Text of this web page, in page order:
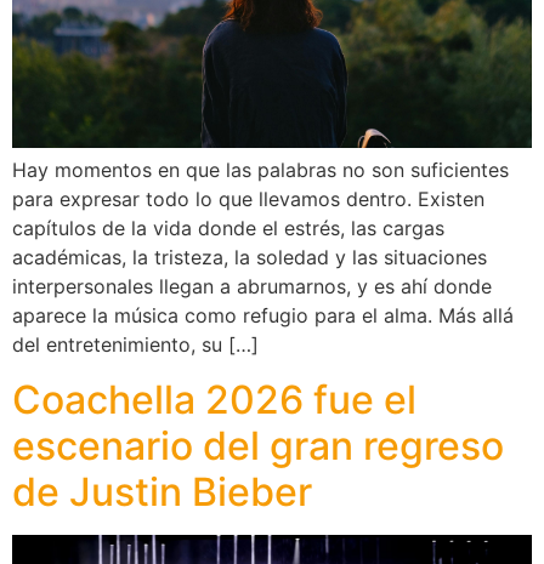
Hay momentos en que las palabras no son suficientes
para expresar todo lo que llevamos dentro. Existen
capítulos de la vida donde el estrés, las cargas
académicas, la tristeza, la soledad y las situaciones
interpersonales llegan a abrumarnos, y es ahí donde
aparece la música como refugio para el alma. Más allá
del entretenimiento, su […]
Coachella 2026 fue el
escenario del gran regreso
de Justin Bieber